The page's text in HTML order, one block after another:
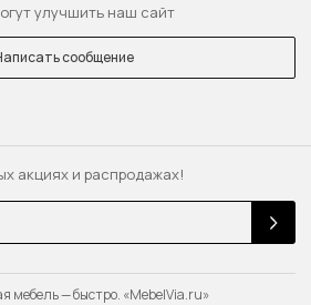
акциях и распродажах!
улучшить наш сайт
сообщение
мебель — быстро. «MebelVia.ru»